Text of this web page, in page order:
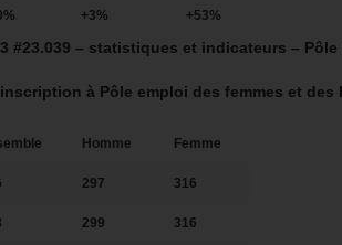
+3% +53%
#23.039 – statistiques et indicateurs – Pôle
à Pôle emploi des femmes et
Homme Femme
297 316
299 316